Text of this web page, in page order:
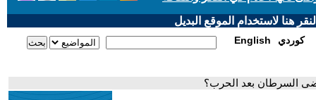
هنا لاستخدام الموقع البديل
English كوردي
السرطان بعد الحرب؟